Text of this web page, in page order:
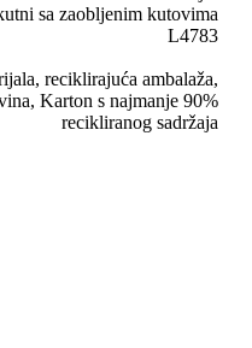
sa zaobljenim kutovima
L4783
reciklirajuća ambalaža,
Karton s najmanje 90%
recikliranog sadržaja